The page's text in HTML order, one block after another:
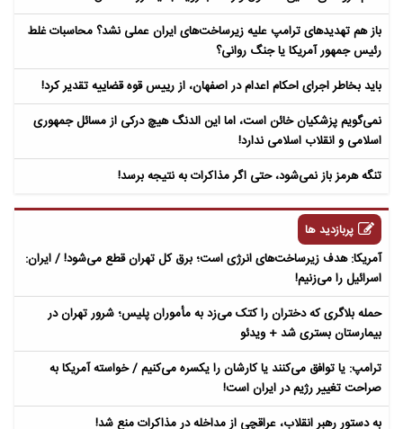
باز هم تهدیدهای ترامپ علیه زیرساخت‌های ایران عملی نشد؟ محاسبات غلط
رئیس جمهور آمریکا یا جنگ روانی؟
باید بخاطر اجرای احکام اعدام در اصفهان، از رییس قوه قضاییه تقدیر کرد!
نمی‌گویم پزشکیان خائن است، اما این الدنگ هیچ درکی از مسائل جمهوری
اسلامی و انقلاب اسلامی ندارد!
تنگه هرمز باز نمی‌شود، حتی اگر مذاکرات به نتیجه برسد!
پربازدید ها
آمریکا: هدف زیرساخت‌های انرژی است؛ برق کل تهران قطع می‌شود! / ایران:
اسرائیل را می‌زنیم!
حمله بلاگری که دختران را کتک می‌زد به مأموران پلیس؛ شرور تهران در
بیمارستان بستری شد + ویدئو
ترامپ: یا توافق می‌کنند یا کارشان را یکسره می‌کنیم / خواسته آمریکا به
صراحت تغییر رژیم در ایران است!
به دستور رهبر انقلاب، عراقچی از مداخله در مذاکرات منع شد!